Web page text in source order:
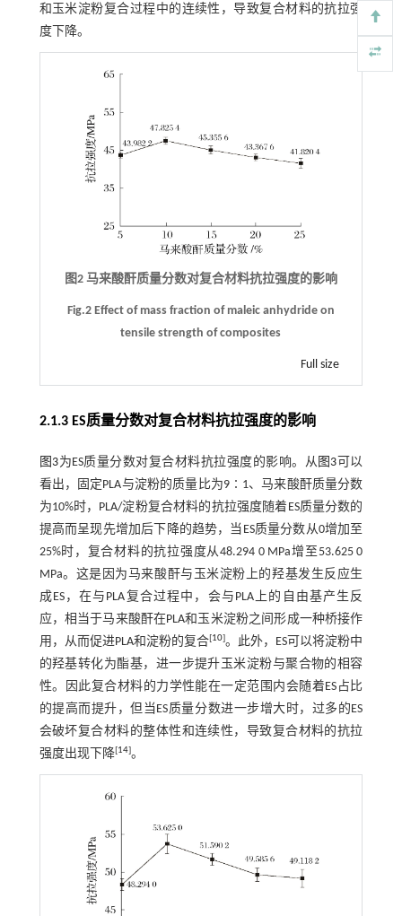
和玉米淀粉复合过程中的连续性，导致复合材料的抗拉强
度下降。
图2 马来酸酐质量分数对复合材料抗拉强度的影响
Fig.2 Effect of mass fraction of maleic anhydride on
tensile strength of composites
Full size
2.1.3 ES质量分数对复合材料抗拉强度的影响
图3为ES质量分数对复合材料抗拉强度的影响。从 图3 可以
看出，固定PLA与淀粉的质量比为9∶1、马来酸酐质量分数
为10%时，PLA/淀粉复合材料的抗拉强度随着ES质量分数的
提高而呈现先增加后下降的趋势，当ES质量分数从0增加至
25%时，复合材料的抗拉强度从48.294 0 MPa增至53.625 0
MPa。这是因为马来酸酐与玉米淀粉上的羟基发生反应生
成ES，在与PLA复合过程中，会与PLA上的自由基产生反
应，相当于马来酸酐在PLA和玉米淀粉之间形成一种桥接作
用，从而促进PLA和淀粉的复合[10]。此外，ES可以将淀粉中
的羟基转化为酯基，进一步提升玉米淀粉与聚合物的相容
性。因此复合材料的力学性能在一定范围内会随着ES占比
的提高而提升，但当ES质量分数进一步增大时，过多的ES
会破坏复合材料的整体性和连续性，导致复合材料的抗拉
强度出现下降[14]。